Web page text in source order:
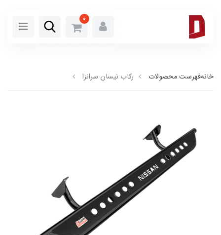
0
خانهفهرست محصولات رکاب نیسان سرانزا